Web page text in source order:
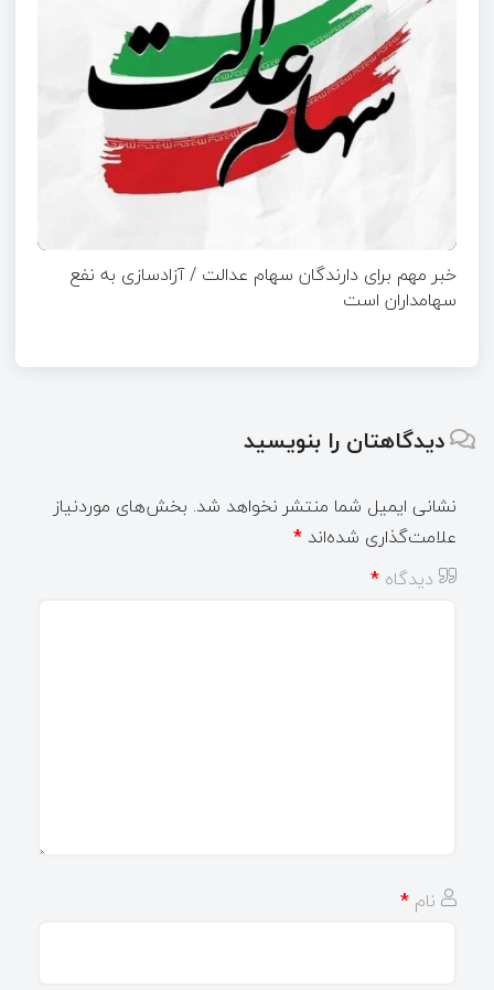
خبر مهم برای دارندگان سهام عدالت / آزادسازی به نفع
سهامداران است
دیدگاهتان را بنویسید
نشانی ایمیل شما منتشر نخواهد شد. بخش‌های موردنیاز
علامت‌گذاری شده‌اند *
دیدگاه *
نام *